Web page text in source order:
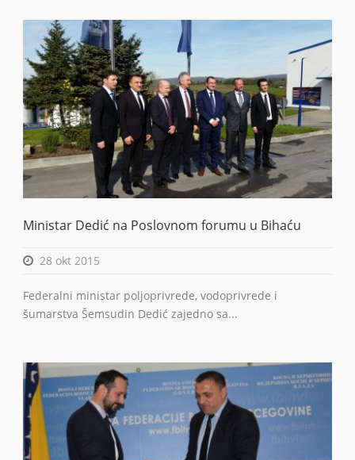
Ministar Dedić na Poslovnom forumu u Bihaću
28 okt 2015
Federalni ministar poljoprivrede, vodoprivrede i
šumarstva Šemsudin Dedić zajedno sa...